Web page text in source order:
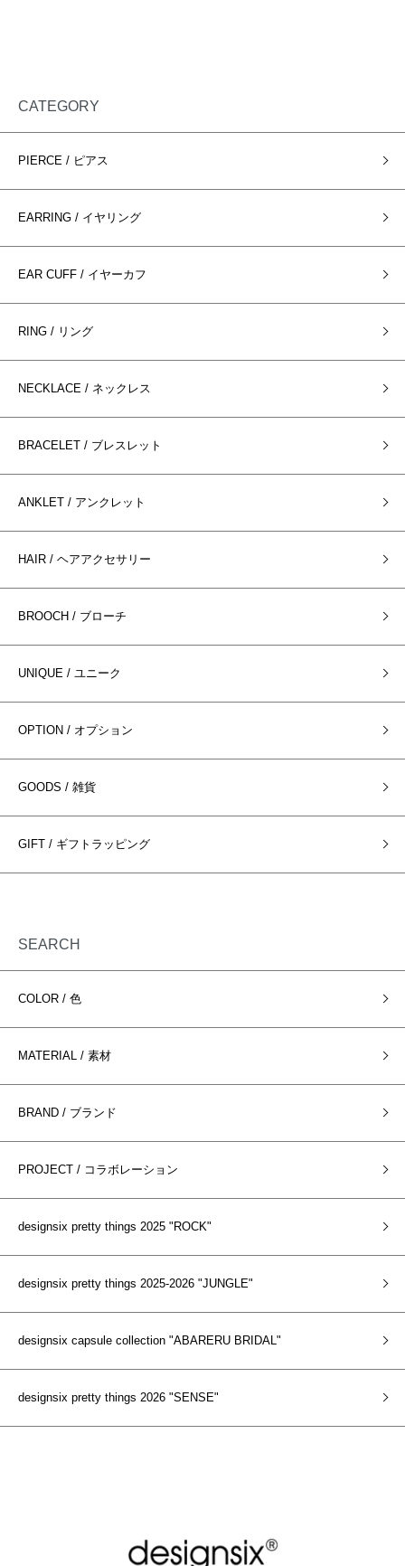
CATEGORY
PIERCE / ピアス
EARRING / イヤリング
EAR CUFF / イヤーカフ
RING / リング
NECKLACE / ネックレス
BRACELET / ブレスレット
ANKLET / アンクレット
HAIR / ヘアアクセサリー
BROOCH / ブローチ
UNIQUE / ユニーク
OPTION / オプション
GOODS / 雑貨
GIFT / ギフトラッピング
SEARCH
COLOR / 色
MATERIAL / 素材
BRAND / ブランド
PROJECT / コラボレーション
designsix pretty things 2025 "ROCK"
designsix pretty things 2025-2026 "JUNGLE"
designsix capsule collection "ABARERU BRIDAL"
designsix pretty things 2026 "SENSE"